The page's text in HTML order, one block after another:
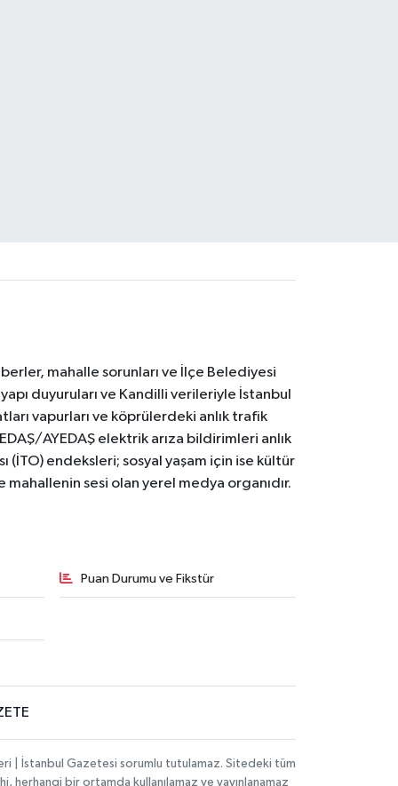
mahalle sorunları ve İlçe Belediyesi
duyuruları ve Kandilli verileriyle İstanbul
vapurları ve köprülerdeki anlık trafik
AYEDAŞ elektrik arıza bildirimleri anlık
(İTO) endeksleri; sosyal yaşam için ise kültür
sesi olan yerel medya organıdır.
Puan Durumu ve Fikstür
| İstanbul Gazetesi sorumlu tutulamaz. Sitedeki tüm
herhangi bir ortamda kullanılamaz ve yayınlanamaz